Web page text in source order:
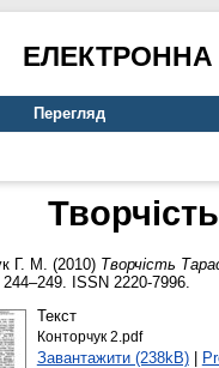
ЕЛЕКТРОННА
Перегляд
Г. М. (2010) Творчість
ISSN 2220-7996.
Текст
Конторчук 2.pdf
Завантажити (238kB)|